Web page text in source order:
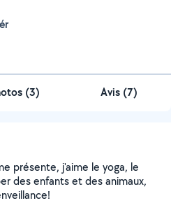
(3) Avis (7)
présente, j'aime le yoga, le
des enfants et des animaux,